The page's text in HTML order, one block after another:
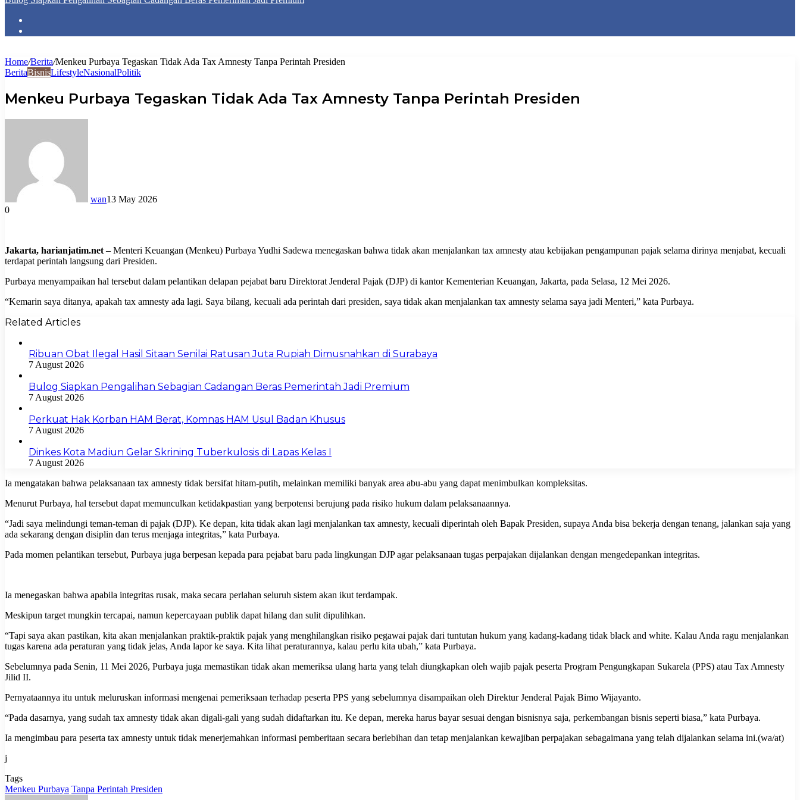
Home/Berita/Menkeu Purbaya Tegaskan Tidak Ada Tax Amnesty Tanpa Perintah Presiden
BeritaBisnisLifestyleNasionalPolitik
Menkeu Purbaya Tegaskan Tidak Ada Tax Amnesty Tanpa Perintah Presiden
wan13 May 2026
0
Jakarta, harianjatim.net – Menteri Keuangan (Menkeu) Purbaya Yudhi Sadewa menegaskan bahwa tidak akan menjalankan tax amnesty atau kebijakan pengampunan pajak selama dirinya menjabat, kecuali
terdapat perintah langsung dari Presiden.
Purbaya menyampaikan hal tersebut dalam pelantikan delapan pejabat baru Direktorat Jenderal Pajak (DJP) di kantor Kementerian Keuangan, Jakarta, pada Selasa, 12 Mei 2026.
“Kemarin saya ditanya, apakah tax amnesty ada lagi. Saya bilang, kecuali ada perintah dari presiden, saya tidak akan menjalankan tax amnesty selama saya jadi Menteri,” kata Purbaya.
Related Articles
Ribuan Obat Ilegal Hasil Sitaan Senilai Ratusan Juta Rupiah Dimusnahkan di Surabaya
7 August 2026
Bulog Siapkan Pengalihan Sebagian Cadangan Beras Pemerintah Jadi Premium
7 August 2026
Perkuat Hak Korban HAM Berat, Komnas HAM Usul Badan Khusus
7 August 2026
Dinkes Kota Madiun Gelar Skrining Tuberkulosis di Lapas Kelas I
7 August 2026
Ia mengatakan bahwa pelaksanaan tax amnesty tidak bersifat hitam-putih, melainkan memiliki banyak area abu-abu yang dapat menimbulkan kompleksitas.
Menurut Purbaya, hal tersebut dapat memunculkan ketidakpastian yang berpotensi berujung pada risiko hukum dalam pelaksanaannya.
“Jadi saya melindungi teman-teman di pajak (DJP). Ke depan, kita tidak akan lagi menjalankan tax amnesty, kecuali diperintah oleh Bapak Presiden, supaya Anda bisa bekerja dengan tenang, jalankan saja yang
ada sekarang dengan disiplin dan terus menjaga integritas,” kata Purbaya.
Pada momen pelantikan tersebut, Purbaya juga berpesan kepada para pejabat baru pada lingkungan DJP agar pelaksanaan tugas perpajakan dijalankan dengan mengedepankan integritas.
Ia menegaskan bahwa apabila integritas rusak, maka secara perlahan seluruh sistem akan ikut terdampak.
Meskipun target mungkin tercapai, namun kepercayaan publik dapat hilang dan sulit dipulihkan.
“Tapi saya akan pastikan, kita akan menjalankan praktik-praktik pajak yang menghilangkan risiko pegawai pajak dari tuntutan hukum yang kadang-kadang tidak black and white. Kalau Anda ragu menjalankan
tugas karena ada peraturan yang tidak jelas, Anda lapor ke saya. Kita lihat peraturannya, kalau perlu kita ubah,” kata Purbaya.
Sebelumnya pada Senin, 11 Mei 2026, Purbaya juga memastikan tidak akan memeriksa ulang harta yang telah diungkapkan oleh wajib pajak peserta Program Pengungkapan Sukarela (PPS) atau Tax Amnesty
Jilid II.
Pernyataannya itu untuk meluruskan informasi mengenai pemeriksaan terhadap peserta PPS yang sebelumnya disampaikan oleh Direktur Jenderal Pajak Bimo Wijayanto.
“Pada dasarnya, yang sudah tax amnesty tidak akan digali-gali yang sudah didaftarkan itu. Ke depan, mereka harus bayar sesuai dengan bisnisnya saja, perkembangan bisnis seperti biasa,” kata Purbaya.
Ia mengimbau para peserta tax amnesty untuk tidak menerjemahkan informasi pemberitaan secara berlebihan dan tetap menjalankan kewajiban perpajakan sebagaimana yang telah dijalankan selama ini.(wa/at)
j
Tags
Menkeu Purbaya Tanpa Perintah Presiden